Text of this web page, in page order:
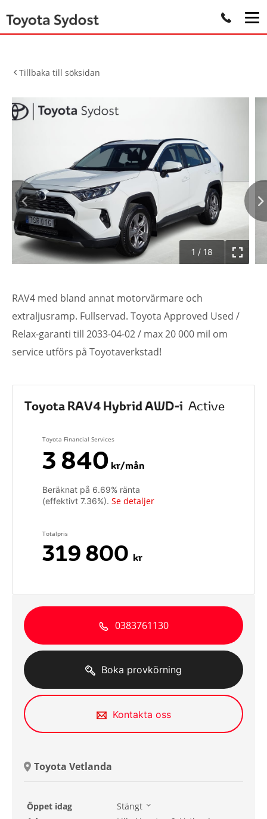
Tillbaka till söksidan
1 / 18
RAV4 med bland annat motorvärmare och
extraljusramp. Fullservad. Toyota Approved Used /
Relax-garanti till 2033-04-02 / max 20 000 mil om
service utförs på Toyotaverkstad!
Toyota RAV4 Hybrid AWD-i Active
Toyota Financial Services
3 840 kr/mån
Beräknat på 6.69% ränta
(effektivt 7.36%). Se detaljer
Totalpris
319 800 kr
0383761130
Boka provkörning
Kontakta oss
Toyota Vetlanda
Öppet idag
Stängt